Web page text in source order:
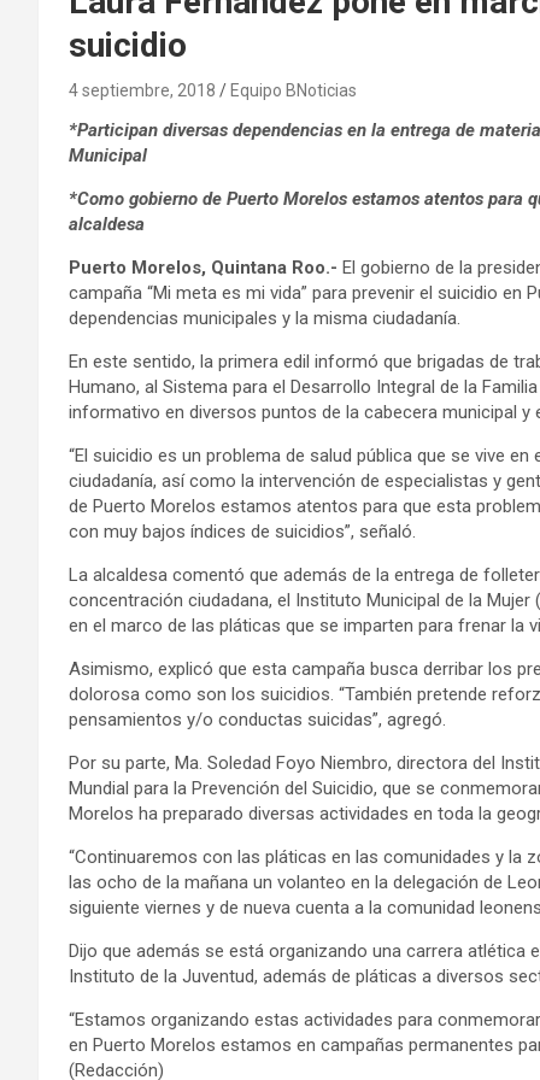
suicidio
4 septiembre, 2018 Equipo BNoticias
*Participan diversas dependencias en la entrega de
Municipal
*Como gobierno de Puerto Morelos estamos atentos para
alcaldesa
Puerto Morelos, Quintana Roo.- El gobierno de la
campaña “Mi meta es mi vida” para prevenir el suicidio
dependencias municipales y la misma ciudadanía.
En este sentido, la primera edil informó que brigadas de
Humano, al Sistema para el Desarrollo Integral de la
informativo en diversos puntos de la cabecera municipal
“El suicidio es un problema de salud pública que se vive
ciudadanía, así como la intervención de especialistas y
de Puerto Morelos estamos atentos para que esta
con muy bajos índices de suicidios”, señaló.
La alcaldesa comentó que además de la entrega de
concentración ciudadana, el Instituto Municipal de la
en el marco de las pláticas que se imparten para frenar
Asimismo, explicó que esta campaña busca derribar los
dolorosa como son los suicidios. “También pretende
pensamientos y/o conductas suicidas”, agregó.
Por su parte, Ma. Soledad Foyo Niembro, directora del
Mundial para la Prevención del Suicidio, que se
Morelos ha preparado diversas actividades en toda la
“Continuaremos con las pláticas en las comunidades y la
las ocho de la mañana un volanteo en la delegación de
siguiente viernes y de nueva cuenta a la comunidad
Dijo que además se está organizando una carrera atlética
Instituto de la Juventud, además de pláticas a diversos
“Estamos organizando estas actividades para
en Puerto Morelos estamos en campañas permanentes
(Redacción)